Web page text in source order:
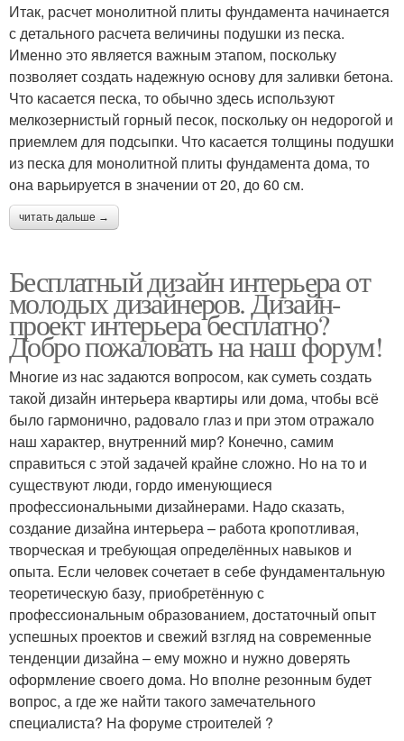
Итак, расчет монолитной плиты фундамента начинается
с детального расчета величины подушки из песка.
Именно это является важным этапом, поскольку
позволяет создать надежную основу для заливки бетона.
Что касается песка, то обычно здесь используют
мелкозернистый горный песок, поскольку он недорогой и
приемлем для подсыпки. Что касается толщины подушки
из песка для монолитной плиты фундамента дома, то
она варьируется в значении от 20, до 60 см.
читать дальше →
Бесплатный дизайн интерьера от
молодых дизайнеров. Дизайн-
проект интерьера бесплатно?
Добро пожаловать на наш форум!
Многие из нас задаются вопросом, как суметь создать
такой дизайн интерьера квартиры или дома, чтобы всё
было гармонично, радовало глаз и при этом отражало
наш характер, внутренний мир? Конечно, самим
справиться с этой задачей крайне сложно. Но на то и
существуют люди, гордо именующиеся
профессиональными дизайнерами. Надо сказать,
создание дизайна интерьера – работа кропотливая,
творческая и требующая определённых навыков и
опыта. Если человек сочетает в себе фундаментальную
теоретическую базу, приобретённую с
профессиональным образованием, достаточный опыт
успешных проектов и свежий взгляд на современные
тенденции дизайна – ему можно и нужно доверять
оформление своего дома. Но вполне резонным будет
вопрос, а где же найти такого замечательного
специалиста? На форуме строителей ?